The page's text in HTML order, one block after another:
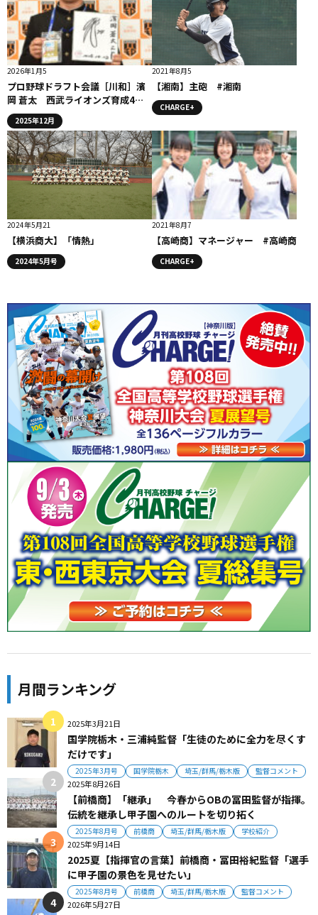
2026年1月5
プロ野球ドラフト会議［川和］濱
岡 蒼太 西武ライオンズ育成4位
指名
2025年12月
2021年8月5
【湘南】主砲 #湘南
CHARGE+
2024年5月21
【横浜商大】「情熱」
2024年5月号
2021年8月7
【高崎商】マネージャー #高崎商
CHARGE+
月間ランキング
2025年3月21日
国学院栃木・三浦純監督「生徒のために全力を尽くす
だけです」
2025年3月号 国学院栃木 埼玉/群馬/栃木版 監督コメント
2025年8月26日
【前橋商】「継承」 今春からOBの冨田監督が指揮。
伝統を継承し甲子園へのルートを切り拓く
2025年8月号 前橋商 埼玉/群馬/栃木版 学校紹介
2025年9月14日
2025夏【指揮官の言葉】前橋商・冨田裕紀監督「選手
に甲子園の景色を見せたい」
2025年8月号 前橋商 埼玉/群馬/栃木版 監督コメント
2026年5月27日